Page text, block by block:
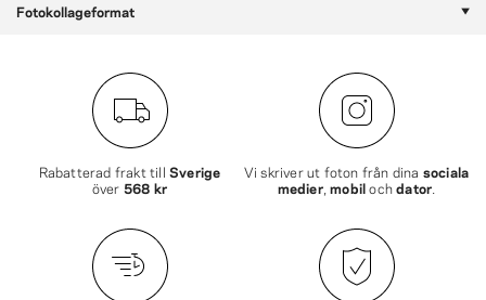
Fotokollageformat
Rabatterad frakt till Sverige
över 568 kr
Vi skriver ut foton från dina sociala
medier,mobilochdator